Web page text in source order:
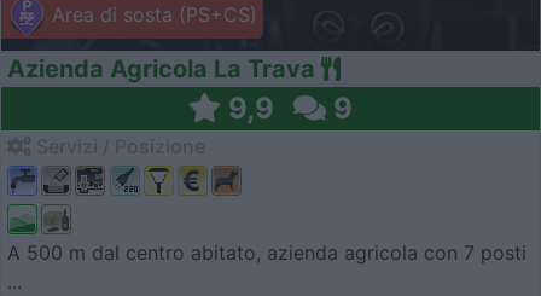
Area di sosta (PS+CS)
Azienda Agricola La Trava
9,9 9
A 500 m dal centro abitato, azienda agricola con 7 posti
...